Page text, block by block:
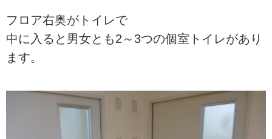
フロア右奥がトイレで
中に入ると男女とも2～3つの個室トイレがあり
ます。